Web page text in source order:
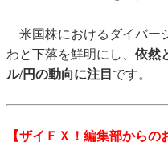
米国株におけるダイバー
わと下落を鮮明にし、 依然
ル/円の動向に注目 です。
【ザイＦＸ！編集部からの